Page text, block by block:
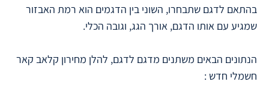
בהתאם לדגם שתבחרו, השוני בין הדגמים הוא רמת האבזור
שמגיע עם אותו הדגם, אורך הגג, וגובה הכלי.
הנתונים הבאים משתנים מדגם לדגם, להלן מחירון קלאב קאר
חשמלי חדש :